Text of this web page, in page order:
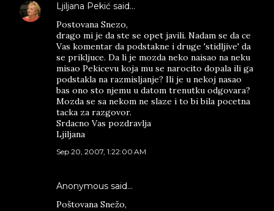
Ljiljana Pekić said…
Postovana Snezo,
drago mi je da ste se opet javili. Nadam se da ce
Vas komentar da podstakne i druge 'stidljive' da
se prikljuce. Da li je mozda neko naisao na neku
misao Pekicevu koja mu se narocito dopala ili ga
podstakla na razmisljanje? Ili je u nekoj nasao
bas ono sto njemu u datom trenutku odgovara?
Mozda se sa nekom ne slaze i to bi bila pocetna
tacka za razgovor.
Srdacno Vas pozdravlja
Ljiljana
Sep 20, 2007, 1:22:00 AM
Anonymous said…
Poštovana Snežo,